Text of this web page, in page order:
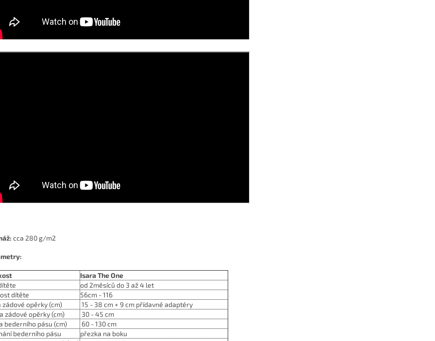
cca 280 g/m2
Isara The One
od 2měsíců do 3 až 4 let
dítěte
56cm - 116
zádové opěrky (cm)
15 - 38 cm + 9 cm přídavné adaptéry
zádové opěrky (cm)
30 - 45 cm
bederního pásu (cm)
60 - 130 cm
bederního pásu
přezka na boku